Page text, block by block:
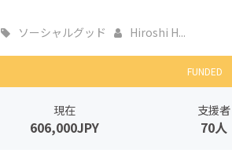
ソーシャルグッド Hiroshi H...
FUNDED
現在
606,000JPY
支援者
70人